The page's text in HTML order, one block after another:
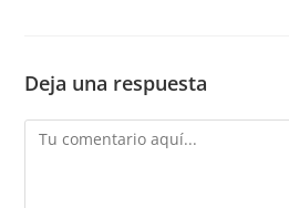
Deja una respuesta